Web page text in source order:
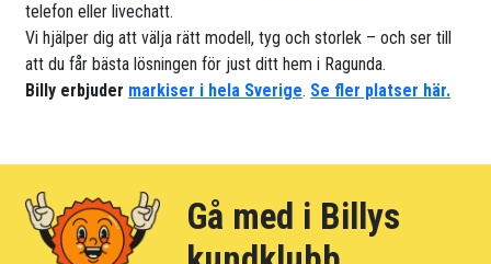
telefon eller livechatt.
Vi hjälper dig att välja rätt modell, tyg och storlek – och ser till
att du får bästa lösningen för just ditt hem i Ragunda.
Billy erbjuder markiser i hela Sverige. Se fler platser här.
Gå med i Billys